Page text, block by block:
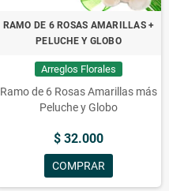
RAMO DE 6 ROSAS AMARILLAS +
PELUCHE Y GLOBO
Arreglos Florales
Ramo de 6 Rosas Amarillas más
Peluche y Globo
$ 32.000
COMPRAR